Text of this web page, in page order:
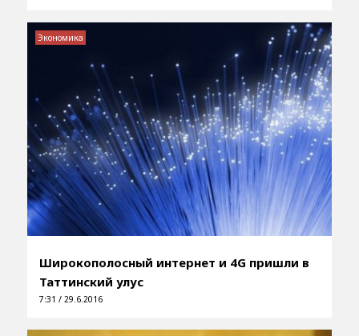
Широкополосный интернет и 4G пришли в
Таттинский улус
7:31 / 29.6.2016
Экономика